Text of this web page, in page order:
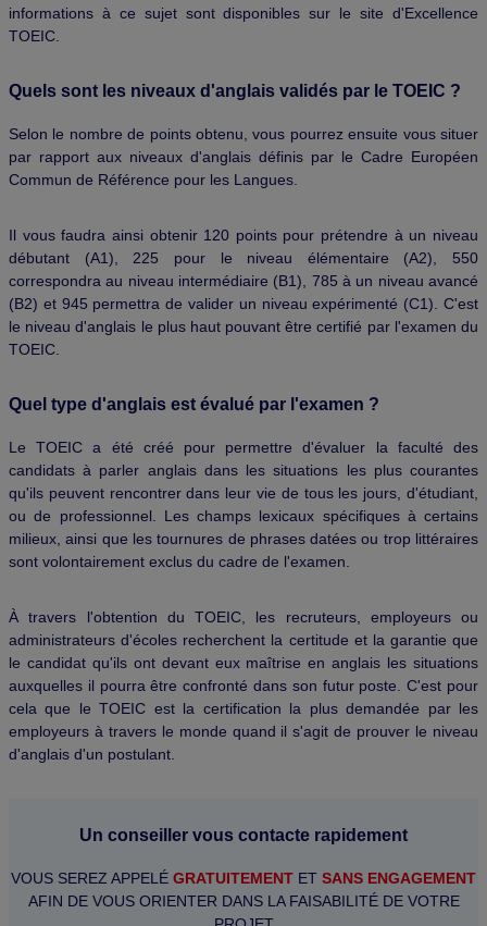
informations à ce sujet sont disponibles sur le site d'Excellence
TOEIC.
Quels sont les niveaux d'anglais validés par le TOEIC ?
Selon le nombre de points obtenu, vous pourrez ensuite vous situer
par rapport aux niveaux d'anglais définis par le Cadre Européen
Commun de Référence pour les Langues.
Il vous faudra ainsi obtenir 120 points pour prétendre à un niveau
débutant (A1), 225 pour le niveau élémentaire (A2), 550
correspondra au niveau intermédiaire (B1), 785 à un niveau avancé
(B2) et 945 permettra de valider un niveau expérimenté (C1). C'est
le niveau d'anglais le plus haut pouvant être certifié par l'examen du
TOEIC.
Quel type d'anglais est évalué par l'examen ?
Le TOEIC a été créé pour permettre d'évaluer la faculté des
candidats à parler anglais dans les situations les plus courantes
qu'ils peuvent rencontrer dans leur vie de tous les jours, d'étudiant,
ou de professionnel. Les champs lexicaux spécifiques à certains
milieux, ainsi que les tournures de phrases datées ou trop littéraires
sont volontairement exclus du cadre de l'examen.
À travers l'obtention du TOEIC, les recruteurs, employeurs ou
administrateurs d'écoles recherchent la certitude et la garantie que
le candidat qu'ils ont devant eux maîtrise en anglais les situations
auxquelles il pourra être confronté dans son futur poste. C'est pour
cela que le TOEIC est la certification la plus demandée par les
employeurs à travers le monde quand il s'agit de prouver le niveau
d'anglais d'un postulant.
Un conseiller vous contacte rapidement
VOUS SEREZ APPELÉ GRATUITEMENT ET SANS ENGAGEMENT
AFIN DE VOUS ORIENTER DANS LA FAISABILITÉ DE VOTRE